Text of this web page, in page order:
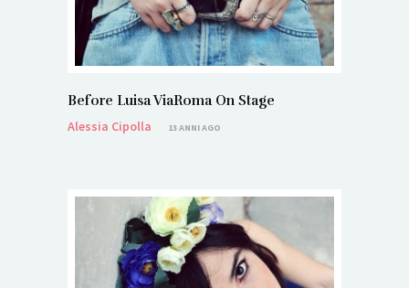
Before Luisa ViaRoma On Stage
Alessia Cipolla
13 ANNI AGO